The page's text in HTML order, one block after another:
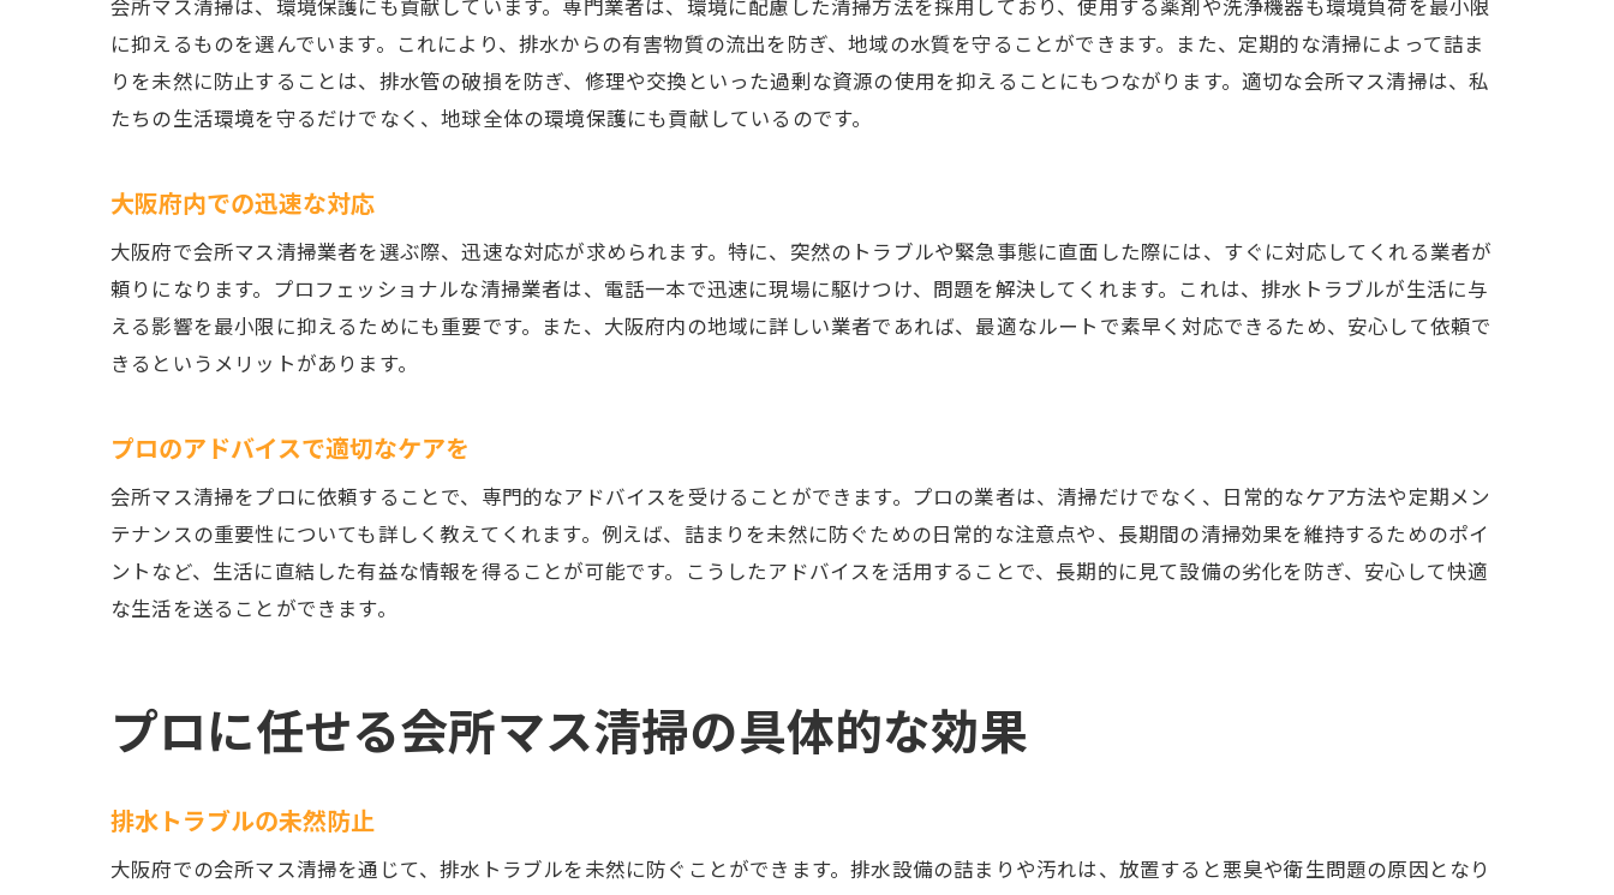
清掃の頻度が環境に与える影響
住まいの衛生状態の向上
健康被害を防ぐための清掃
エコな清掃で自然環境を守る
プロによる会所マス清掃で快適な暮らしを手に入れる
プロの清掃で得られる安心感
効率的な清掃で時間を有効活用
清掃前後で実感する快適さ
大阪府の会所マス清掃業者が提供するサービスとは
特殊な清掃技術の提供
清掃以外の付加サービス
会所マス清掃の必要性とその効果を徹底解説
会所マス清掃は、環境保護にも貢献しています。専門業者は、環境に配慮した清掃方法を採用しており、使用する薬剤や洗浄機器も環境負荷を最小限
に抑えるものを選んでいます。これにより、排水からの有害物質の流出を防ぎ、地域の水質を守ることができます。また、定期的な清掃によって詰ま
りを未然に防止することは、排水管の破損を防ぎ、修理や交換といった過剰な資源の使用を抑えることにもつながります。適切な会所マス清掃は、私
たちの生活環境を守るだけでなく、地球全体の環境保護にも貢献しているのです。
大阪府内での迅速な対応
大阪府で会所マス清掃業者を選ぶ際、迅速な対応が求められます。特に、突然のトラブルや緊急事態に直面した際には、すぐに対応してくれる業者が
頼りになります。プロフェッショナルな清掃業者は、電話一本で迅速に現場に駆けつけ、問題を解決してくれます。これは、排水トラブルが生活に与
える影響を最小限に抑えるためにも重要です。また、大阪府内の地域に詳しい業者であれば、最適なルートで素早く対応できるため、安心して依頼で
きるというメリットがあります。
プロのアドバイスで適切なケアを
会所マス清掃をプロに依頼することで、専門的なアドバイスを受けることができます。プロの業者は、清掃だけでなく、日常的なケア方法や定期メン
テナンスの重要性についても詳しく教えてくれます。例えば、詰まりを未然に防ぐための日常的な注意点や、長期間の清掃効果を維持するためのポイ
ントなど、生活に直結した有益な情報を得ることが可能です。こうしたアドバイスを活用することで、長期的に見て設備の劣化を防ぎ、安心して快適
な生活を送ることができます。
プロに任せる会所マス清掃の具体的な効果
排水トラブルの未然防止
大阪府での会所マス清掃を通じて、排水トラブルを未然に防ぐことができます。排水設備の詰まりや汚れは、放置すると悪臭や衛生問題の原因となり